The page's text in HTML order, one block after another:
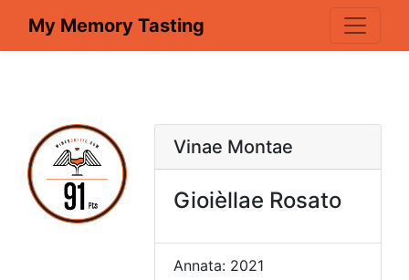
My Memory Tasting
Vinae Montae
Gioièllae Rosato
Annata: 2021